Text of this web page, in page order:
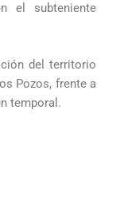
el subteniente
del territorio
Pozos, frente a
temporal.